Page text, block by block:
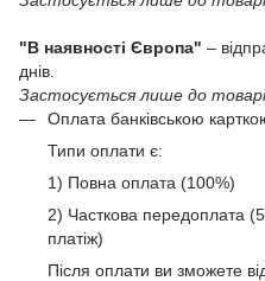
"В наявності Європа" –
днів.
Застосується лише до
Оплата банківською
Типи оплати є:
1) Повна оплата (100%)
2) Часткова передоплата
платіж)
Після оплати ви зможете